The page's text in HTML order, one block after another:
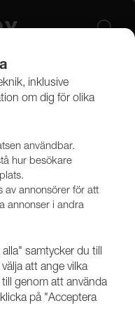
retur/reklamation
står kunden för
vi att ni mailar bilder
villkor:
varorna vid
på varorna skall
inklusive
om dig för olika
användbar.
hur besökare
av annonsörer för att
annonser i andra
samtycker du till
att ange vilka
genom att använda
på "Acceptera